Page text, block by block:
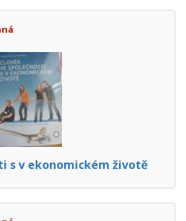
s v ekonomickém životě